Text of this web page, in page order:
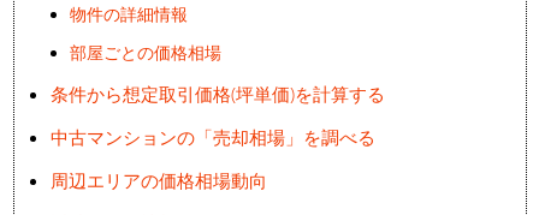
物件の詳細情報
部屋ごとの価格相場
条件から想定取引価格(坪単価)を計算する
中古マンションの「売却相場」を調べる
周辺エリアの価格相場動向